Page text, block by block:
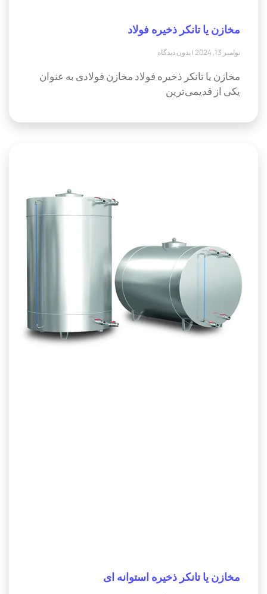
مخازن یا تانکر ذخیره فولاد
نوامبر 13, 2024 بدون دیدگاه
مخازن یا تانکر ذخیره فولاد مخازن فولادی به عنوان
یکی از قدیمی‌ترین
مخازن یا تانکر ذخیره استوانه ای